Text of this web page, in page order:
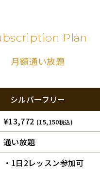
Plan
月額通い放題
シルバーフリー
¥13,772 (15,150税込)
通い放題
1日2レッスン参加可